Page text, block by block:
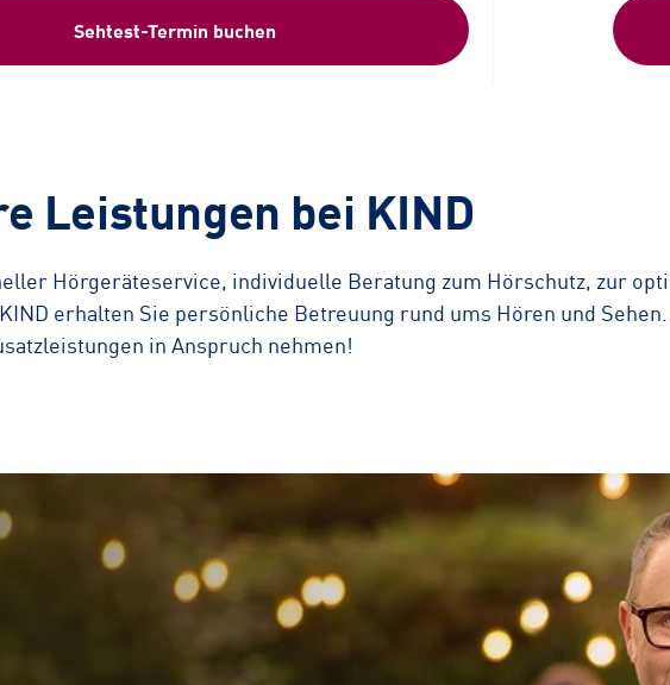
Sehtest-Termin buchen
Leistungen bei KIND
Hörgeräteservice, individuelle Beratung zum Hörschutz, zur
erhalten Sie persönliche Betreuung rund ums Hören und
in Anspruch nehmen!